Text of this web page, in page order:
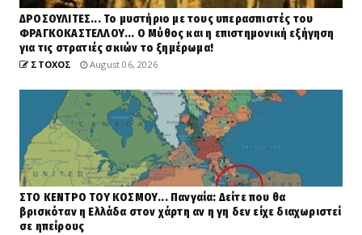
ΔΡΟΣΟΥΛΙΤΕΣ... Το μυστήριο με τους υπερασπιστές του
ΦΡΑΓΚΟΚΑΣΤΕΛΛΟΥ... Ο Μύθος και η επιστημονική εξήγηση
για τις στρατιές σκιών το ξημέρωμα!
ΣΤΟΧΟΣ August 06, 2026
ΣΤΟ ΚΕΝΤΡΟ ΤΟΥ ΚΟΣΜΟΥ... Πανγαία: Δείτε που θα
βρισκόταν η Ελλάδα στον χάρτη αν η γη δεν είχε διαχωριστεί
σε ηπείρους